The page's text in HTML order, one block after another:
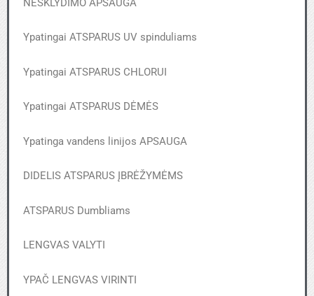
NESKLYDIMO APSAUGA
Ypatingai ATSPARUS UV spinduliams
Ypatingai ATSPARUS CHLORUI
Ypatingai ATSPARUS DĖMĖS
Ypatinga vandens linijos APSAUGA
DIDELIS ATSPARUS ĮBRĖŽYMĖMS
ATSPARUS Dumbliams
LENGVAS VALYTI
YPAČ LENGVAS VIRINTI